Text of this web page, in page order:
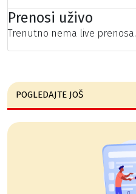
Prenosi uživo
Trenutno nema live prenosa.
POGLEDAJTE JOŠ